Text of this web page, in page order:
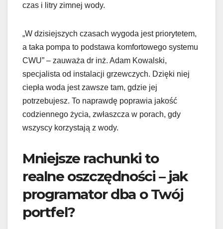
czas i litry zimnej wody.
„W dzisiejszych czasach wygoda jest priorytetem,
a taka pompa to podstawa komfortowego systemu
CWU” – zauważa dr inż. Adam Kowalski,
specjalista od instalacji grzewczych. Dzięki niej
ciepła woda jest zawsze tam, gdzie jej
potrzebujesz. To naprawdę poprawia jakość
codziennego życia, zwłaszcza w porach, gdy
wszyscy korzystają z wody.
Mniejsze rachunki to
realne oszczędności – jak
programator dba o Twój
portfel?